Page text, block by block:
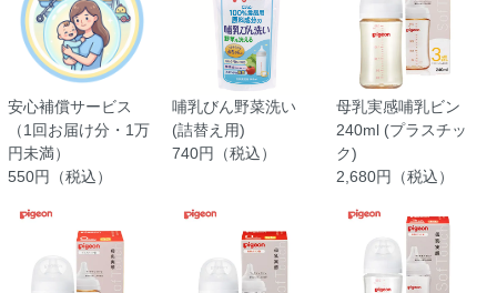
安心補償サービス
（1回お届け分・1万
円未満）
550円（税込）
哺乳びん野菜洗い
(詰替え用)
740円（税込）
母乳実感哺乳ビン
240ml (プラスチッ
ク)
2,680円（税込）